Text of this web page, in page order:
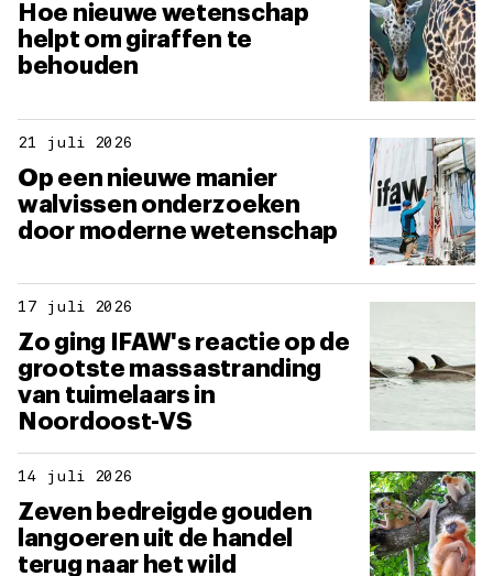
Hoe nieuwe wetenschap
helpt om giraffen te
behouden
21 juli 2026
Op een nieuwe manier
walvissen onderzoeken
door moderne wetenschap
17 juli 2026
Zo ging IFAW's reactie op de
grootste massastranding
van tuimelaars in
Noordoost-VS
14 juli 2026
Zeven bedreigde gouden
langoeren uit de handel
terug naar het wild